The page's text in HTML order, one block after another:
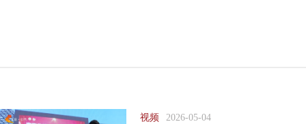
视频 2026-05-04